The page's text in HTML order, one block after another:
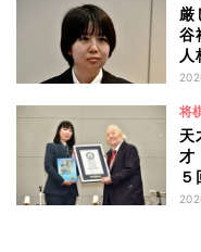
厳
谷
将
天
才
５
残